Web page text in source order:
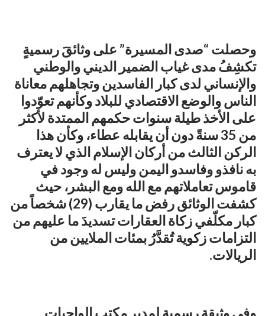
وحصلت “صدى المسيرة” على وثائقَ رسميةٍ
تكشِفُ مدى غياب الضمير الديني والوطني
والإنساني لدى كبار الفاسدين وتجاهلهم معاناة
الناس والوضع الاقتصادي للبلاد وكأنهم تعوّدوا
على الأخذ طيلة سنوات حكمهم الممتدة لأكثر
من 35 سنةً دون أن يقابله عطاء، وكأن هذا
الركن الثالث من أركان الإسلام الذي لا يعترف
به نافذو وفاسدو اليمن وليس له وجود في
قاموس تعاملاتهم مع الله ومع البشر، حيث
كشفت الوثائق رفض ما يقارب (29) شخصاً من
كبار مكلّفي زكاة العقارات تسديدَ ما عليهم من
التزامات زكوية تُقدَّرُ بمئات الملايين من
الريالات.
وفي وثيقة رسمية لمدير مكتب الواجبات